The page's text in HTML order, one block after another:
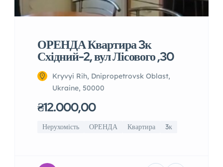
ОРЕНДА Квартира 3к
Східний-2, вул Лісового ,30
Kryvyi Rih, Dnipropetrovsk Oblast,
Ukraine, 50000
₴12.000,00
Нерухомість ОРЕНДА Квартира 3к